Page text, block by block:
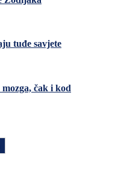
tuđe savjete
čak i kod